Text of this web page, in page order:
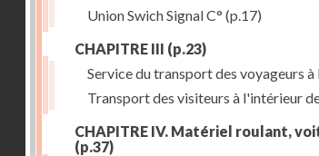
Union Swich Signal C° (p.17)
CHAPITRE III (p.23)
Service du transport des voyageurs
Transport des visiteurs à l'intérieur
CHAPITRE IV. Matériel roulant,
(p.37)